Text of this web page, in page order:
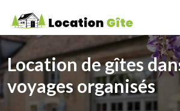
Location de gîtes
voyages organisés